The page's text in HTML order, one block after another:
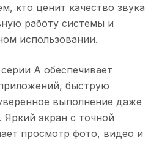
кто ценит качество звука
работу системы и
использовании.
A обеспечивает
быструю
выполнение даже
Яркий экран с точной
просмотр фото, видео и